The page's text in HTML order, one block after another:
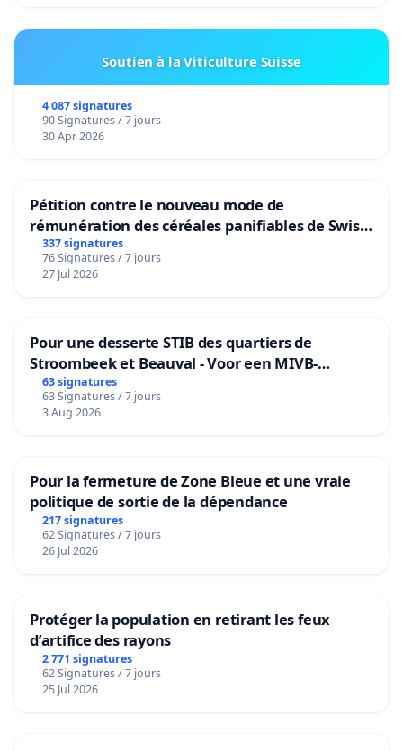
- Vol, racket, extorsion de fonds (imposition et taxes
pour une dette illégitime)
- Faute de gestion financière- Fraude fiscale et évasion
fiscale
- Conflit d'intérêt par trafic d'influence et prise illégale
anticonstitutionnelles) - Non respect de la séparation
des pouvoirs
- Homicide volontaire et involontaire non prémédité,
meurtres
volontaire des criminels du gouvernement
- Négationnisme (non reconnaissance de ces crimes)
- Association de malfaiteurs en relation avec des
terroristes "modérés Al-Nosra"...), mise en danger de la
vie d’autrui concernant l’immigration, sans contrôle des
frontières ouvrant la porte au terrorisme, aucune
mesure de précaution sanitaire (mise en quarantaine :
gale, tuberculose, choléra, etc…)
des citoyens
- Empoisonnement volontaire et non respect du
principe de précaution concernant les OGM, les
pesticides, les vaccins, les chemtrails (géo-ingénierie).
Soutien à la Viticulture Suisse
4 087 signatures
90 Signatures / 7 jours
30 Apr 2026
Pétition contre le nouveau mode de
rémunération des céréales panifiables de Swiss
granum basé sur la teneur en protéines
337 signatures
76 Signatures / 7 jours
27 Jul 2026
Pour une desserte STIB des quartiers de
Stroombeek et Beauval - Voor een MIVB-
bediening van de wijken Strombeek en Het
Voor
63 signatures
63 Signatures / 7 jours
3 Aug 2026
Pour la fermeture de Zone Bleue et une vraie
politique de sortie de la dépendance
217 signatures
62 Signatures / 7 jours
26 Jul 2026
Protéger la population en retirant les feux
d’artifice des rayons
2 771 signatures
62 Signatures / 7 jours
25 Jul 2026